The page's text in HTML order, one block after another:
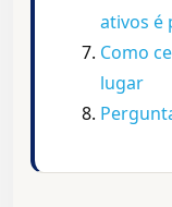
ativos é
Como
lugar